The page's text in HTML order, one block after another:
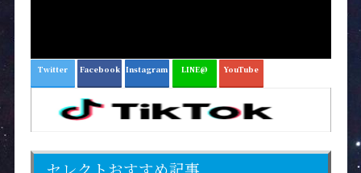
Twitter Facebook Instagram LINE@ YouTube